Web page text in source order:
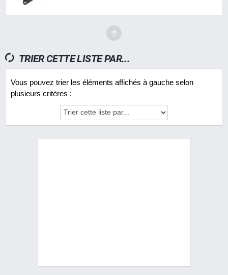
TRIER CETTE LISTE PAR...
Vous pouvez trier les éléments affichés à gauche selon
plusieurs critères :